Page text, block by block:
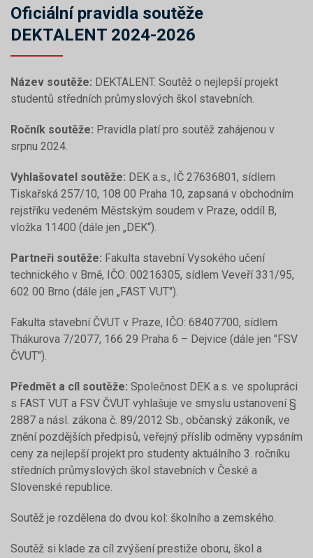
Oficiální pravidla soutěže
DEKTALENT 2024-2026
Název soutěže: DEKTALENT. Soutěž o nejlepší projekt
studentů středních průmyslových škol stavebních.
Ročník soutěže: Pravidla platí pro soutěž zahájenou v
srpnu 2024.
Vyhlašovatel soutěže: DEK a.s., IČ 27636801, sídlem
Tiskařská 257/10, 108 00 Praha 10, zapsaná v obchodním
rejstříku vedeném Městským soudem v Praze, oddíl B,
vložka 11400 (dále jen „DEK“).
Partneři soutěže: Fakulta stavební Vysokého učení
technického v Brně, IČO: 00216305, sídlem Veveří 331/95,
602 00 Brno (dále jen „FAST VUT").
Fakulta stavební ČVUT v Praze, IČO: 68407700, sídlem
Thákurova 7/2077, 166 29 Praha 6 – Dejvice (dále jen "FSV
ČVUT").
Předmět a cíl soutěže: Společnost DEK a.s. ve spolupráci
s FAST VUT a FSV ČVUT vyhlašuje ve smyslu ustanovení §
2887 a násl. zákona č. 89/2012 Sb., občanský zákoník, ve
znění pozdějších předpisů, veřejný příslib odměny vypsáním
ceny za nejlepší projekt pro studenty aktuálního 3. ročníku
středních průmyslových škol stavebních v České a
Slovenské republice.
Soutěž je rozdělena do dvou kol: školního a zemského.
Soutěž si klade za cíl zvýšení prestiže oboru, škol a